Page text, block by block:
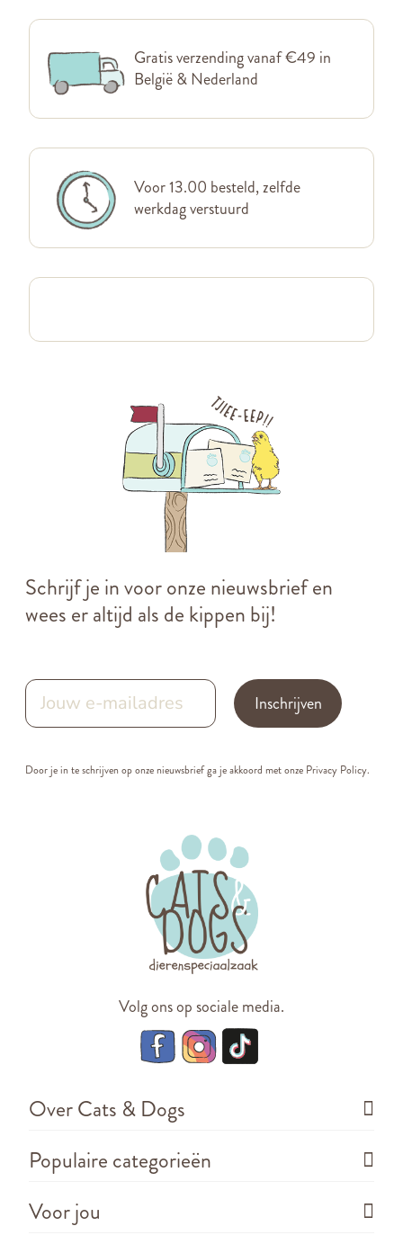
Gratis verzending vanaf €49 in
België & Nederland
Voor 13.00 besteld, zelfde
werkdag verstuurd
Schrijf je in voor onze nieuwsbrief en
wees er altijd als de kippen bij!
Inschrijven
Door je in te schrijven op onze nieuwsbrief ga je akkoord met onze Privacy Policy.
Volg ons op sociale media.
Over Cats & Dogs
Populaire categorieën
Voor jou